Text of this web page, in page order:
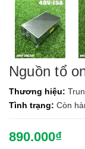
Nguồn tổ
Thương hiệu:
Tình trạng: Còn
890.000₫